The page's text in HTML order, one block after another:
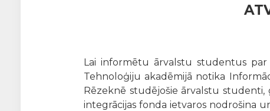
Lai informētu ārvalstu studentus par
Tehnoloģiju akadēmijā notika
Rēzeknē studējošie ārvalstu
integrācijas fonda ietvaros nodrošina